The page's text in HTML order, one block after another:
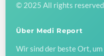
© 2025 All rights reserved
Über Medi Report
Wir sind der beste Ort, um